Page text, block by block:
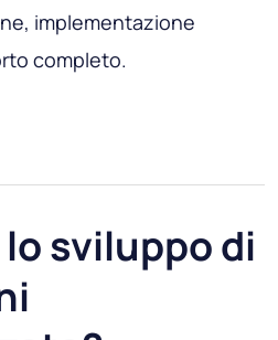
implementazione
completo.
sviluppo di